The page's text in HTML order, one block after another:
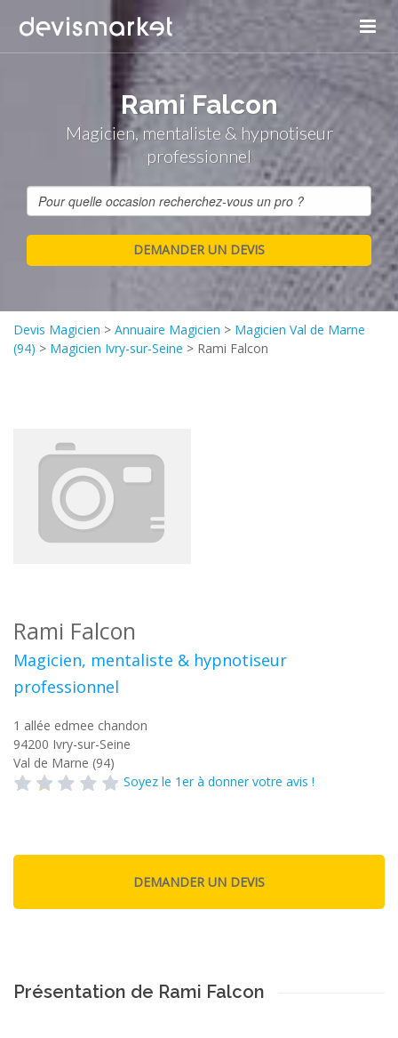
Rami Falcon
Magicien, mentaliste & hypnotiseur
professionnel
Devis Magicien > Annuaire Magicien > Magicien Val de Marne
(94) > Magicien Ivry-sur-Seine > Rami Falcon
Rami Falcon
Magicien, mentaliste & hypnotiseur
professionnel
1 allée edmee chandon
94200 Ivry-sur-Seine
Val de Marne (94)
Soyez le 1er à donner votre avis !
Présentation de Rami Falcon